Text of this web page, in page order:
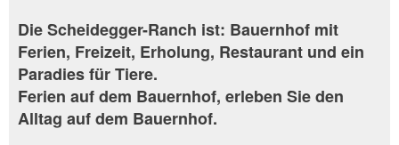
Die Scheidegger-Ranch ist: Bauernhof mit
Ferien, Freizeit, Erholung, Restaurant und ein
Paradies für Tiere.
Ferien auf dem Bauernhof, erleben Sie den
Alltag auf dem Bauernhof.